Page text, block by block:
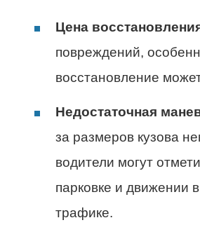
Цена
повреждений,
восстановление
Недостаточная
за размеров кузова
водители могут
парковке и движении
трафике.